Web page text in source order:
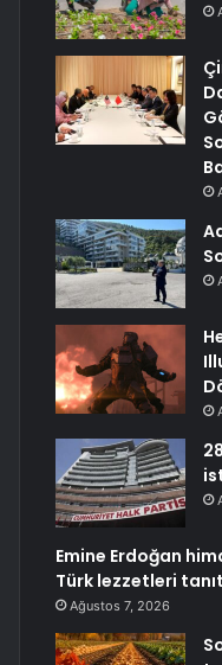
Emine Erdoğan
Türk lezzetleri
Ağustos 7, 2026